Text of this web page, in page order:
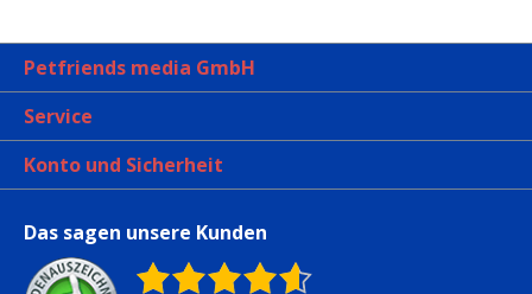
Petfriends media GmbH
Service
Konto und Sicherheit
Das sagen unsere Kunden